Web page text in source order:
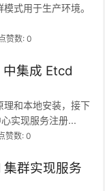
式用于生产环境。
赞数: 0
集成 Etcd
和本地安装，接下
实现服务注册...
赞数: 0
群实现服务